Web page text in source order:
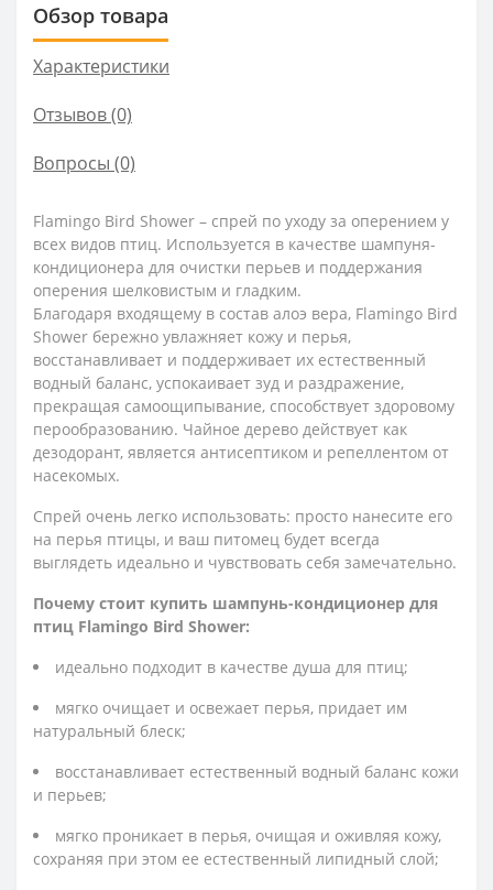
Обзор товара
Характеристики
Отзывов (0)
Вопросы (0)
Flamingo Bird Shower – спрей по уходу за оперением у
всех видов птиц. Используется в качестве шампуня-
кондиционера для очистки перьев и поддержания
оперения шелковистым и гладким.
Благодаря входящему в состав алоэ вера, Flamingo Bird
Shower бережно увлажняет кожу и перья,
восстанавливает и поддерживает их естественный
водный баланс, успокаивает зуд и раздражение,
прекращая самоощипывание, способствует здоровому
перообразованию. Чайное дерево действует как
дезодорант, является антисептиком и репеллентом от
насекомых.
Спрей очень легко использовать: просто нанесите его
на перья птицы, и ваш питомец будет всегда
выглядеть идеально и чувствовать себя замечательно.
Почему стоит купить шампунь-кондиционер для
птиц Flamingo Bird Shower:
идеально подходит в качестве душа для птиц;
мягко очищает и освежает перья, придает им
натуральный блеск;
восстанавливает естественный водный баланс кожи
и перьев;
мягко проникает в перья, очищая и оживляя кожу,
сохраняя при этом ее естественный липидный слой;